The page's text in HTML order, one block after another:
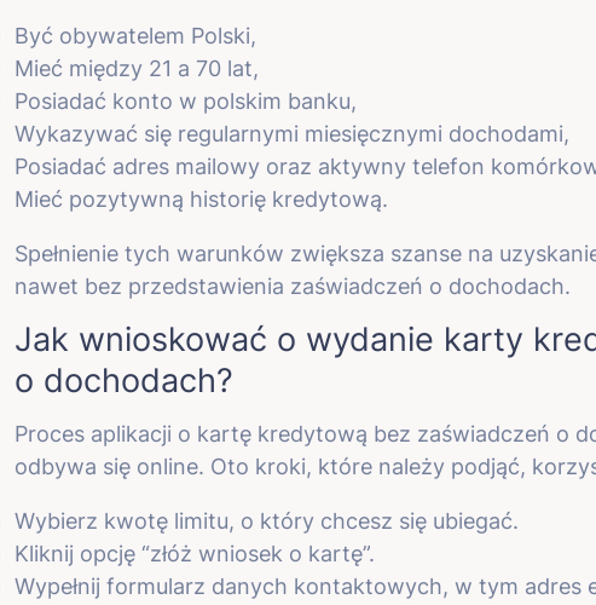
Być obywatelem Polski,
Mieć między 21 a 70 lat,
Posiadać konto w polskim banku,
Wykazywać się regularnymi miesięcznymi dochodami,
Posiadać adres mailowy oraz aktywny telefon
Mieć pozytywną historię kredytową.
Spełnienie tych warunków zwiększa szanse na
nawet bez przedstawienia zaświadczeń o dochodach.
Jak wnioskować o wydanie karty
o dochodach?
Proces aplikacji o kartę kredytową bez zaświadczeń o
odbywa się online. Oto kroki, które należy podjąć,
Wybierz kwotę limitu, o który chcesz się ubiegać.
Kliknij opcję “złóż wniosek o kartę”.
Wypełnij formularz danych kontaktowych, w tym adres